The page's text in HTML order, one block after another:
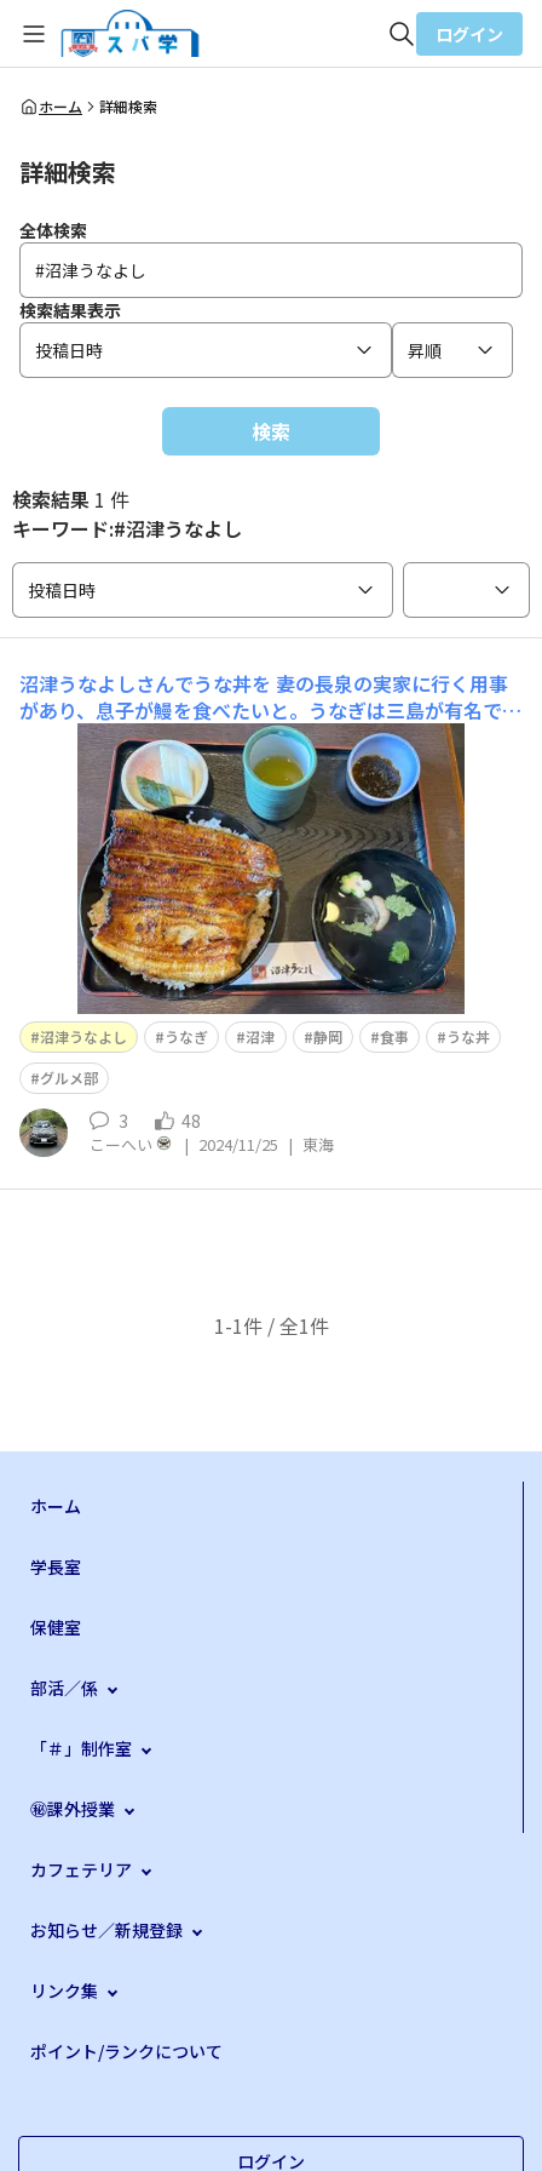
全体検索
ログイン
ホーム 詳細検索
詳細検索
全体検索
検索結果表示
投稿日時
昇順
検索
検索結果 1 件
キーワード:#沼津うなよし
投稿日時
沼津うなよしさんでうな丼を 妻の長泉の実家に行く用事
があり、息子が鰻を食べたいと。うなぎは三島が有名です
が、観光客が多く混んでるんですよね。。有名どころはか
なり並ばないといけなく。。ということで、沼津うなよし
さんへ。 西伊豆と沼津を結ぶ大渋滞の道路から少し脇に
入ったところにあります。こちらは、観光の方もいます
が、比較
沼津うなよし うなぎ 沼津 静岡 食事
うな丼
グルメ部
3 48
こーへい | 2024/11/25 | 東海
1-1件 / 全1件
ホーム
学長室
保健室
部活／係
「＃」制作室
㊙課外授業
カフェテリア
お知らせ／新規登録
リンク集
ポイント/ランクについて
ログイン